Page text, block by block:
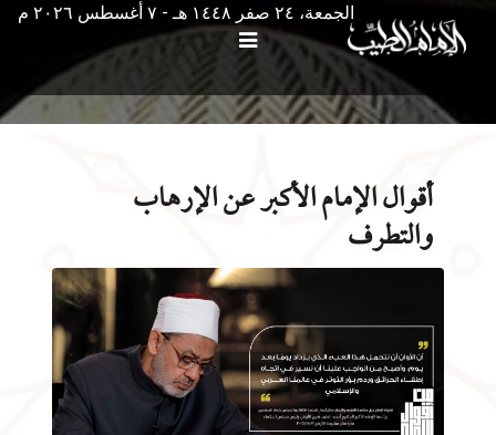
الجمعة، ٢٤ صفر ١٤٤٨ هـ - ۷ أغسطس ۲۰۲٦ م
أقوال الإمام الأكبر عن الإرهاب
والتطرف